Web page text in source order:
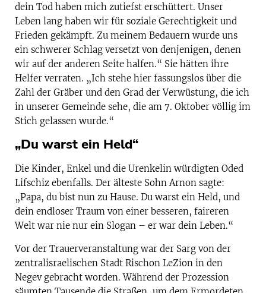
dein Tod haben mich zutiefst erschüttert. Unser
Leben lang haben wir für soziale Gerechtigkeit und
Frieden gekämpft. Zu meinem Bedauern wurde uns
ein schwerer Schlag versetzt von denjenigen, denen
wir auf der anderen Seite halfen.“ Sie hätten ihre
Helfer verraten. „Ich stehe hier fassungslos über die
Zahl der Gräber und den Grad der Verwüstung, die ich
in unserer Gemeinde sehe, die am 7. Oktober völlig im
Stich gelassen wurde.“
„Du warst ein Held“
Die Kinder, Enkel und die Urenkelin würdigten Oded
Lifschiz ebenfalls. Der älteste Sohn Arnon sagte:
„Papa, du bist nun zu Hause. Du warst ein Held, und
dein endloser Traum von einer besseren, faireren
Welt war nie nur ein Slogan – er war dein Leben.“
Vor der Trauerveranstaltung war der Sarg von der
zentralisraelischen Stadt Rischon LeZion in den
Negev gebracht worden. Während der Prozession